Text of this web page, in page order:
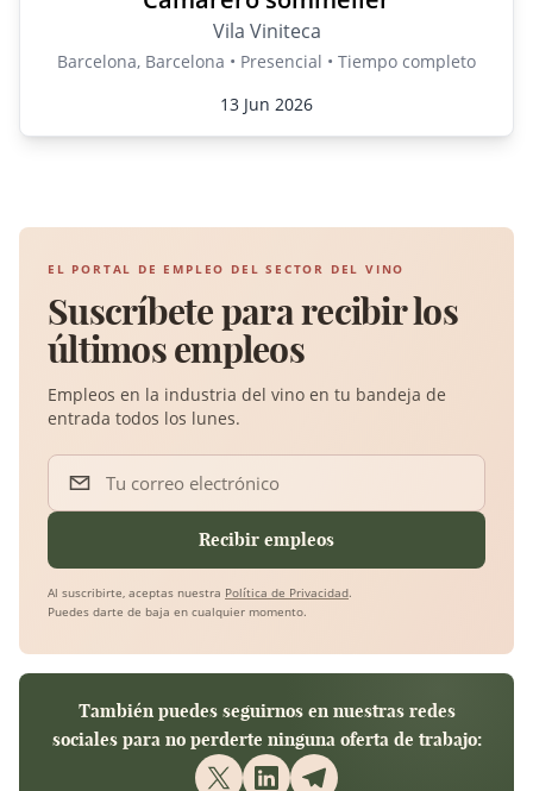
Vila Viniteca
Barcelona, Barcelona • Presencial • Tiempo completo
13 Jun 2026
EL PORTAL DE EMPLEO DEL SECTOR DEL VINO
Suscríbete para recibir los
últimos empleos
Empleos en la industria del vino en tu bandeja de
entrada todos los lunes.
Tu correo electrónico
Recibir empleos
Al suscribirte, aceptas nuestra Política de Privacidad.
Puedes darte de baja en cualquier momento.
También puedes seguirnos en nuestras redes
sociales para no perderte ninguna oferta de trabajo: